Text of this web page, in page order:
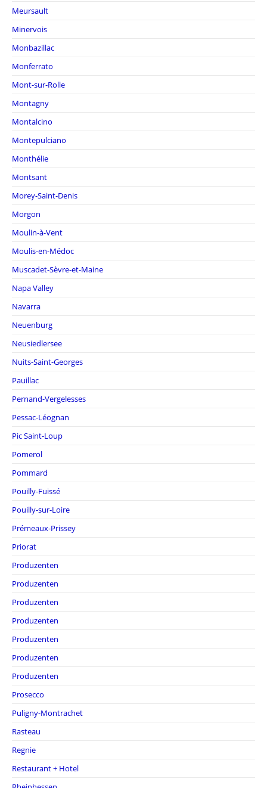
Meursault
Minervois
Monbazillac
Monferrato
Mont-sur-Rolle
Montagny
Montalcino
Montepulciano
Monthélie
Montsant
Morey-Saint-Denis
Morgon
Moulin-à-Vent
Moulis-en-Médoc
Muscadet-Sèvre-et-Maine
Napa Valley
Navarra
Neuenburg
Neusiedlersee
Nuits-Saint-Georges
Pauillac
Pernand-Vergelesses
Pessac-Léognan
Pic Saint-Loup
Pomerol
Pommard
Pouilly-Fuissé
Pouilly-sur-Loire
Prémeaux-Prissey
Priorat
Produzenten
Produzenten
Produzenten
Produzenten
Produzenten
Produzenten
Produzenten
Prosecco
Puligny-Montrachet
Rasteau
Regnie
Restaurant + Hotel